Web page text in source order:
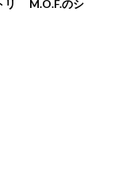
リ M.O.F.のシ